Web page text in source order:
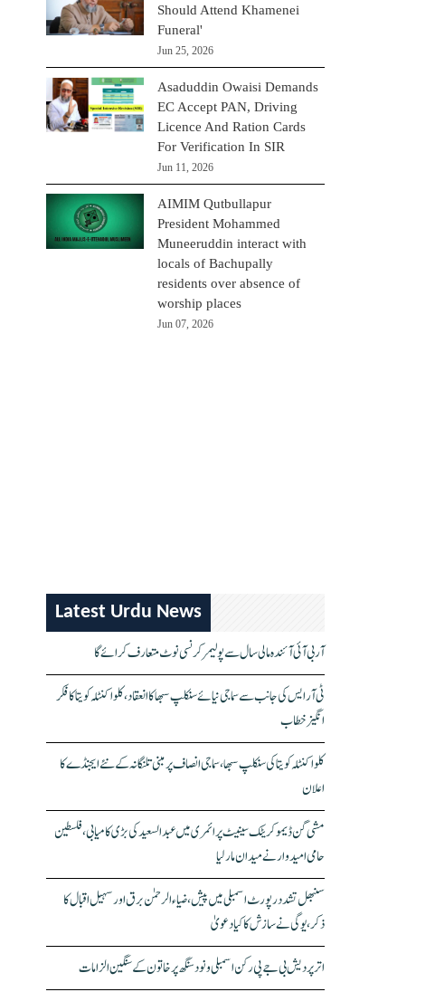
Should Attend Khamenei
Funeral'
Jun 25, 2026
Asaduddin Owaisi Demands
EC Accept PAN, Driving
Licence And Ration Cards
For Verification In SIR
Jun 11, 2026
AIMIM Qutbullapur
President Mohammed
Muneeruddin interact with
locals of Bachupally
residents over absence of
worship places
Jun 07, 2026
Latest Urdu News
آر بی آئی آئندہ مالی سال سے پولیمر کرنسی نوٹ متعارف کرائے گا
ٹی آر ایس کی جانب سے سماجی نیائے سنکلپ سبھا کا انعقاد، کلواکنٹلہ کویتا کا فکر
انگیز خطاب
کلواکنٹلہ کویتا کی سنکلپ سبھا، سماجی انصاف پر مبنی تلنگانہ کے نئے ایجنڈے کا
اعلان
مشی گن ڈیموکریٹک سینیٹ پرائمری میں عبدالسعید کی بڑی کامیابی، فلسطین
حامی امیدوار نے میدان مار لیا
سنبھل تشدد رپورٹ اسمبلی میں پیش، ضیاء الرحمٰن برق اور سہیل اقبال کا
ذکر، یوگی نے سازش کا کیا دعویٰ
اتر پردیش بی جے پی رکن اسمبلی ونود سنگھ پر خاتون کے سنگین الزامات